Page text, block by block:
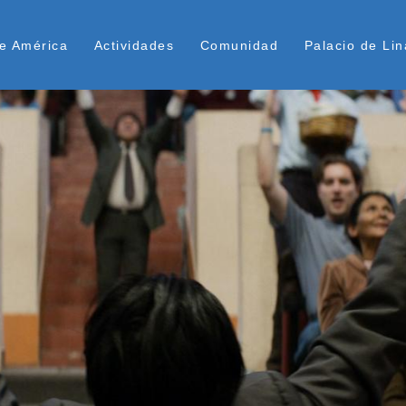
Superior
América Actividades Comunidad Palacio de